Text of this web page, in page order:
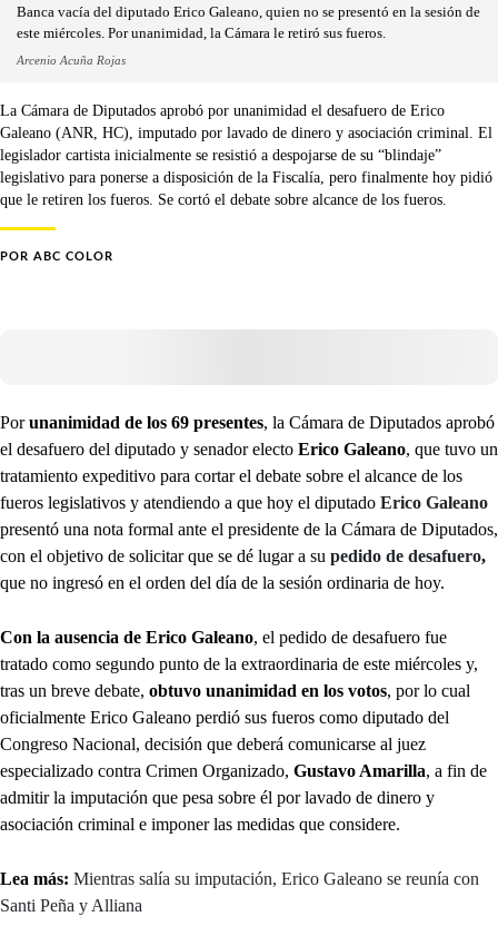
Banca vacía del diputado Erico Galeano, quien no se presentó en la sesión de
este miércoles. Por unanimidad, la Cámara le retiró sus fueros.
Arcenio Acuña Rojas
La Cámara de Diputados aprobó por unanimidad el desafuero de Erico
Galeano (ANR, HC), imputado por lavado de dinero y asociación criminal. El
legislador cartista inicialmente se resistió a despojarse de su “blindaje”
legislativo para ponerse a disposición de la Fiscalía, pero finalmente hoy pidió
que le retiren los fueros. Se cortó el debate sobre alcance de los fueros.
POR ABC COLOR
Porunanimidad de los 69 presentes, la Cámara de Diputados aprobó
el desafuero del diputado y senador electo Erico Galeano, que tuvo un
tratamiento expeditivo para cortar el debate sobre el alcance de los
fueros legislativos y atendiendo a que hoy el diputado Erico Galeano
presentó una nota formal ante el presidente de la Cámara de Diputados,
con el objetivo de solicitar que se dé lugar a su pedido de desafuero,
que no ingresó en el orden del día de la sesión ordinaria de hoy.
Con la ausencia de Erico Galeano, el pedido de desafuero fue
tratado como segundo punto de la extraordinaria de este miércoles y,
tras un breve debate, obtuvo unanimidad en los votos, por lo cual
oficialmente Erico Galeano perdió sus fueros como diputado del
Congreso Nacional, decisión que deberá comunicarse al juez
especializado contra Crimen Organizado, Gustavo Amarilla, a fin de
admitir la imputación que pesa sobre él por lavado de dinero y
asociación criminal e imponer las medidas que considere.
Lea más: Mientras salía su imputación, Erico Galeano se reunía con
Santi Peña y Alliana